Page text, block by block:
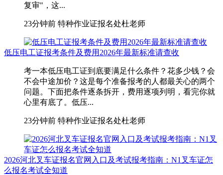
复审"，这...
23分钟前 特种作业证报名处杜老师
低压电工证报考条件及费用2026年最新标准请查收
考一本低压电工证到底要满足什么条件？花多少钱？会
不会中途加价？这是每个准备报考的人都最关心的两个
问题。下面把条件逐条拆开，费用逐项列明，看完你就
心里有底了。低压...
23分钟前 特种作业证报名处杜老师
2026河北叉车证报名官网入口及考试报考指南：N1叉车证怎
么报名考试全知道